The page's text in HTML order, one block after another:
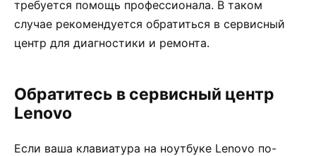
требуется помощь профессионала. В таком
случае рекомендуется обратиться в сервисный
центр для диагностики и ремонта.
Обратитесь в сервисный центр
Lenovo
Если ваша клавиатура на ноутбуке Lenovo по-